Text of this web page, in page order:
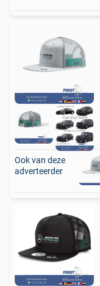
Ook van deze
adverteerder